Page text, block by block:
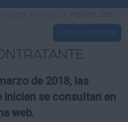
INICIO
PÚBLICA
> INICIO > PERFIL DO
INICIAR SESIÓN
de 2018, las
se consultan en
web.